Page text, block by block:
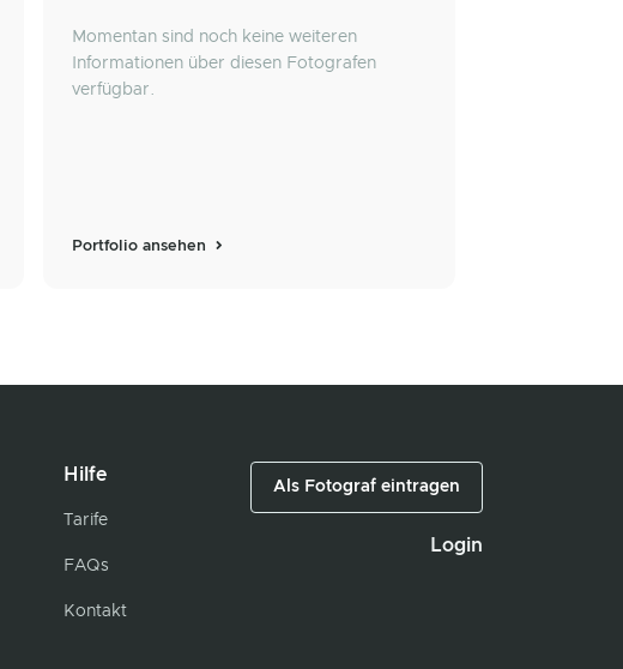
Momentan sind noch keine weiteren
Informationen über diesen Fotografen
verfügbar.
Portfolio ansehen
Hilfe
Tarife
FAQs
Kontakt
Als Fotograf eintragen
Login